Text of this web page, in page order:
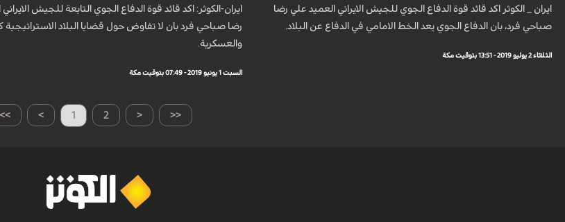
ايران _ الكوثر اكد قائد قوة الدفاع الجوي للجيش الايراني العميد علي رضا
صباحي فرد، بان الدفاع الجوي يعد الخط الامامي في الدفاع عن البلاد.
الثلاثاء 2 يوليو 2019 - 13:51 بتوقيت مكة
ايران-الكوثر: اكد قائد قوة الدفاع الجوي التابعة للجيش
رضا صباحي فرد بان لا تفاوض حول قضايا البلاد الاستراتيجية
والعسكرية.
السبت 1 يونيو 2019 - 07:49 بتوقيت مكة
>> > 1 2 < <<